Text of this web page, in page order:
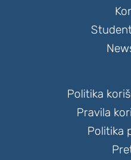
Politika
Pravila
Politika